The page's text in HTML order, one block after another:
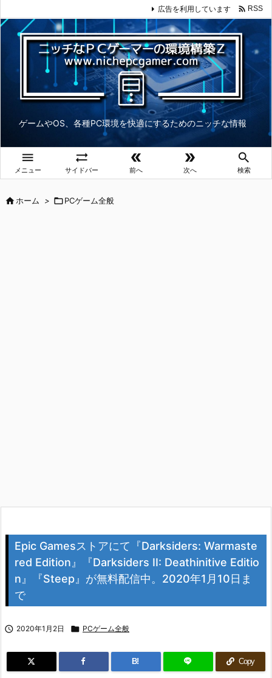
ゲームやOS、各種PC環境を快適にするためのニッチな情報

メニュー

サイドバー

前へ

次へ

検索
広告を利用しています  RSS
ホーム > PCゲーム全般
Epic Gamesストアにて『Darksiders: Warmaste
red Edition』『Darksiders II: Deathinitive Editio
n』『Steep』が無料配信中。2020年1月10日ま
で
 2020年1月2日  PCゲーム全般
B! Copy